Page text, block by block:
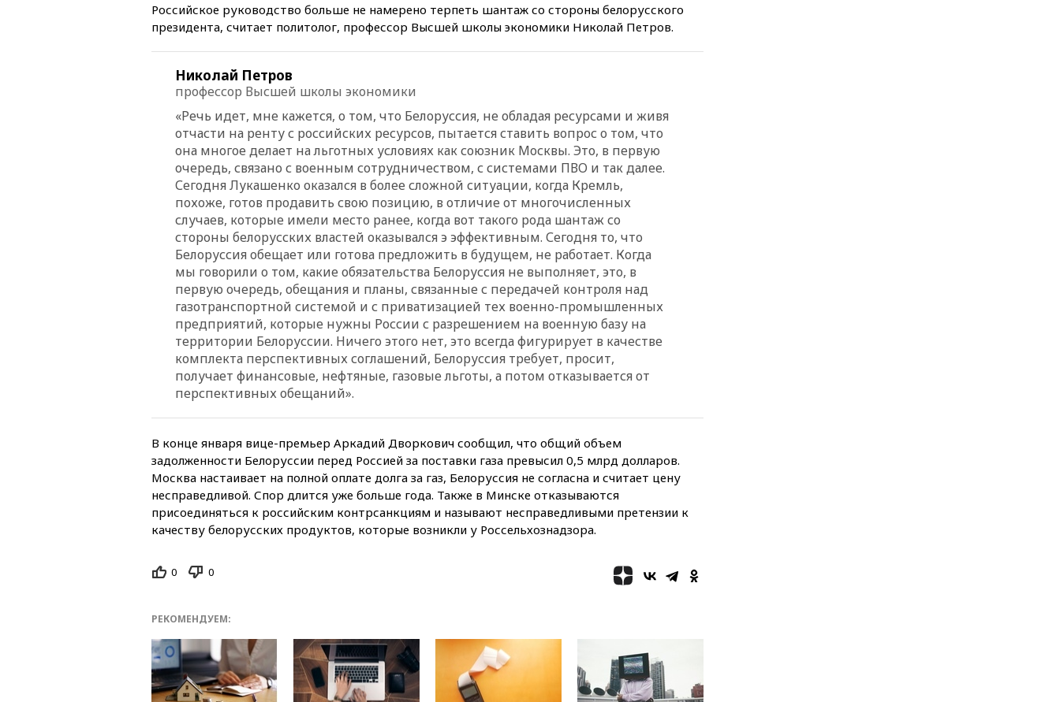
пяти популярных сетей
фастфуда
10:19СКР рассматривает три
подростки, планировавшие
теракт на объекте Росгвардии
09:59The Spectator:
отсутствие ракет для Patriot у
Украины приведет к
поражению Киева
09:54МВД Германии:
инцидент с дроном в
аэропорту Лейпцига —
«сценарий гибридной атаки»
09:32 В Тверской области
обломки дрона повредили
фасад логокомплекса
Wildberries
09:18 В Ярославской области
отражена самая
в США
08:54 В Таиланде сегодня
прощаются с молодыми
россиянами, жестоко убитыми
08:26Летчики с упавшего
технологий
Силы ПВО сбили шесть
БПЛА ВСУ, летевших на
Российское руководство больше не намерено терпеть шантаж со стороны белорусского
президента, считает политолог, профессор Высшей школы экономики Николай Петров.
Николай Петров
профессор Высшей школы экономики
«Речь идет, мне кажется, о том, что Белоруссия, не обладая ресурсами и живя
отчасти на ренту с российских ресурсов, пытается ставить вопрос о том, что
она многое делает на льготных условиях как союзник Москвы. Это, в первую
очередь, связано с военным сотрудничеством, с системами ПВО и так далее.
Сегодня Лукашенко оказался в более сложной ситуации, когда Кремль,
похоже, готов продавить свою позицию, в отличие от многочисленных
случаев, которые имели место ранее, когда вот такого рода шантаж со
стороны белорусских властей оказывался э эффективным. Сегодня то, что
Белоруссия обещает или готова предложить в будущем, не работает. Когда
мы говорили о том, какие обязательства Белоруссия не выполняет, это, в
первую очередь, обещания и планы, связанные с передачей контроля над
газотранспортной системой и с приватизацией тех военно-промышленных
предприятий, которые нужны России с разрешением на военную базу на
территории Белоруссии. Ничего этого нет, это всегда фигурирует в качестве
комплекта перспективных соглашений, Белоруссия требует, просит,
получает финансовые, нефтяные, газовые льготы, а потом отказывается от
перспективных обещаний».
В конце января вице-премьер Аркадий Дворкович сообщил, что общий объем
задолженности Белоруссии перед Россией за поставки газа превысил 0,5 млрд долларов.
Москва настаивает на полной оплате долга за газ, Белоруссия не согласна и считает цену
несправедливой. Спор длится уже больше года. Также в Минске отказываются
присоединяться к российским контрсанкциям и называют несправедливыми претензии к
качеству белорусских продуктов, которые возникли у Россельхознадзора.
0 0
РЕКОМЕНДУЕМ: